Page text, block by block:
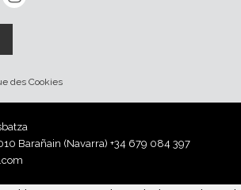
des Cookies
Barañain (Navarra) +34 679 084 397